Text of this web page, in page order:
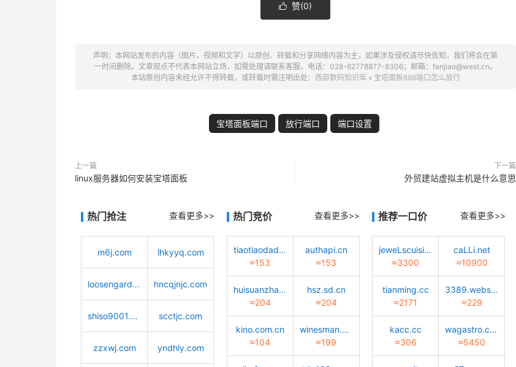
 赞(0)
声明：本网站发布的内容（图片、视频和文字）以原创、转载和分享网络内容为主，如果涉及侵权请尽快告知，我们将会在第
一时间删除。文章观点不代表本网站立场，如需处理请联系客服。电话：028-62778877-8306；邮箱：fanjiao@west.cn。
本站原创内容未经允许不得转载，或转载时需注明出处： 西部数码知识库» 宝塔面板888端口怎么放行
宝塔面板端口 放行端口 端口设置
上一篇
linux服务器如何安装宝塔面板
下一篇
外贸建站虚拟主机是什么意思
热门抢注 查看更多>>
m6j.com lhkyyq.com
loosengarden.com hncqjnjc.com
shiso9001.com scctjc.com
zzxwj.com yndhly.com
热门竞价 查看更多>>
tiaotiaodadao.com
≈153
authapi.cn
≈153
huisuanzhang.sd.cn
≈204
hsz.sd.cn
≈204
kino.com.cn
≈104
winesman.net
≈199
推荐一口价 查看更多>>
jeweLscuisine.com
≈3300
caLLi.net
≈10900
tianming.cc
≈2171
3389.website
≈229
kacc.cc
≈306
wagastro.com
≈5450